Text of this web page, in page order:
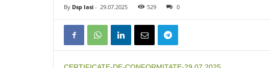
By Dsp Iasi - 29.07.2025 529 0